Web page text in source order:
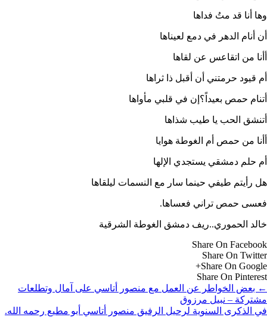
وها أنا قد متُ فداها
أن أنام الدهر في دمع لعيناها
أأنا من اتقاعس عن لقاها
أم قيود حرمتني أن أقبل ذا ثراها
أتنام حمص بعيداً؟إن في قلبي مأواها
أتنشق الحب يا طيب شذاها
أأنا من حمص أم الغوطة هوايا
أم حلم دمشقي يستجدي الإلها
هل رأيتم طيفي حينما سار مع النسمات ليلقاها
فعسى حمص تراني فعساها.
خالد الحموري..ريف دمشق الغوطة الشرقية
Share On Facebook
Share On Twitter
Share On Google+
Share On Pinterest
← بعض الخواطر عن العمل مع منصور أتاسي على آمال وتطلعات
مشتركة – نبيل مرزوق
في الذكرى السنوية لرحيل الرفيق منصور أتاسي أبو مطيع رحمه الله.